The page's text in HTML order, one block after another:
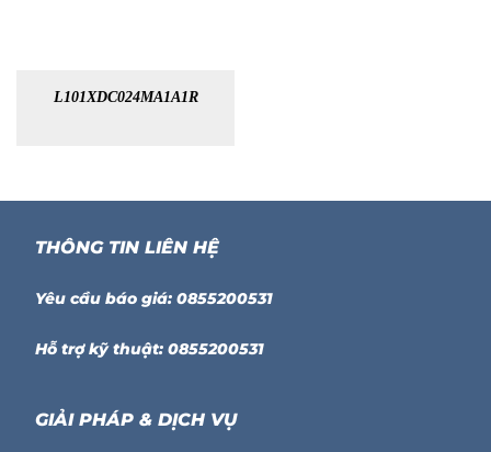
L101XDC024MA1A1R
THÔNG TIN LIÊN HỆ
Yêu cầu báo giá: 0855200531
Hỗ trợ kỹ thuật: 0855200531
GIẢI PHÁP & DỊCH VỤ